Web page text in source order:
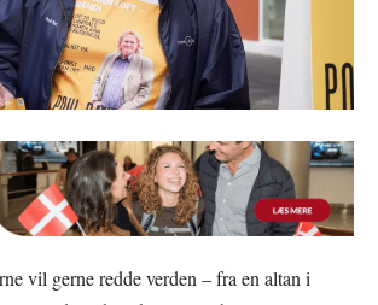
vil gerne redde verden – fra en altan i